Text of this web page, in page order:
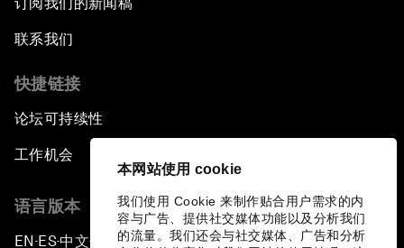
本网站使用 cookie
我们使用 Cookie 来制作贴合用户需求的内
容与广告、提供社交媒体功能以及分析我们
的流量。我们还会与社交媒体、广告和分析
订阅我们的新闻稿
联系我们
快捷链接
论坛可持续性
工作机会
语言版本
EN ▪ ES▪中文▪ 日本語